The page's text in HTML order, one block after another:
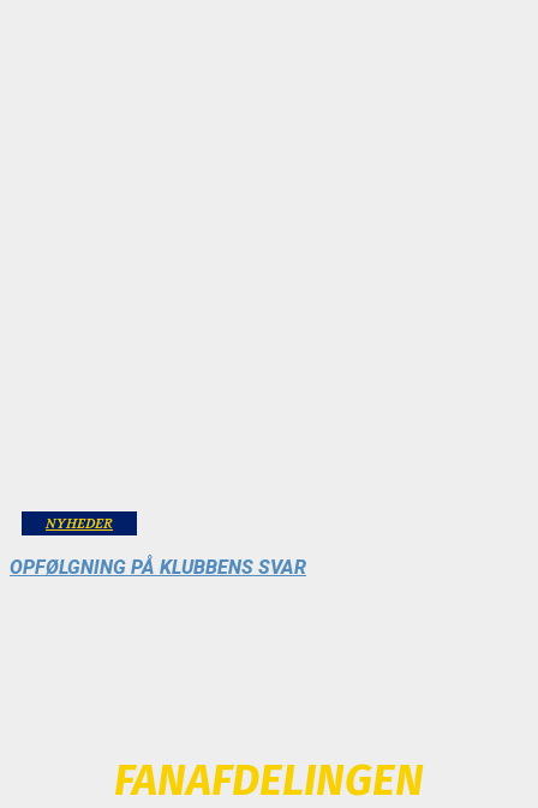
NYHEDER
OPFØLGNING PÅ KLUBBENS SVAR
FANAFDELINGEN